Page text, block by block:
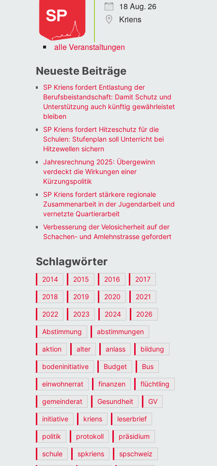
18 Aug. 26
Kriens
alle Veranstaltungen
Neueste Beiträge
SP Kriens fordert Entlastung der
Berufsbeistandschaft: Damit Schutz und
Unterstützung auch künftig gewährleistet
bleiben
SP Kriens fordert Hitzeschutz für die
Schulen: Stufenplan soll Unterricht bei
Hitzewellen sichern
Jahresrechnung 2025: Übergewinn
verdeckt die Wirkungen einer
Kürzungspolitik
SP Kriens fordert stärkere regionale
Zusammenarbeit in der Jugendarbeit und
vernetzte Quartierarbeit
Verbesserung der Velosicherheit auf der
Schachen- und Amlehnstrasse gefordert
Schlagwörter
2014 2015 2016 2017
2018 2019 2020 2021
2022 2023 2024 2026
Abstimmung abstimmungen
aktion alter anlass bildung
bodeninitiative Budget Bus
einwohnerrat finanzen flüchtling
gemeinderat Gesundheit GV
initiative kriens leserbrief
politik protokoll präsidium
schule spkriens spschweiz